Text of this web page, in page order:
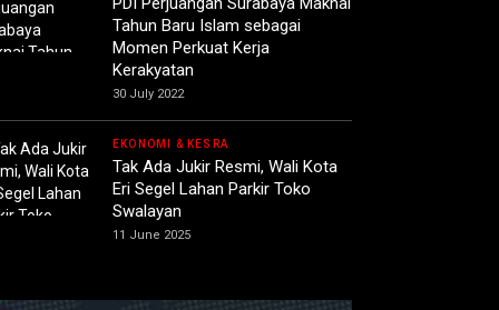
Tahun Baru Islam sebagai
Momen Perkuat Kerja
Kerakyatan
30 July 2022
EKONOMI & KESRA
Tak Ada Jukir Resmi, Wali Kota
Eri Segel Lahan Parkir Toko
Swalayan
11 June 2025